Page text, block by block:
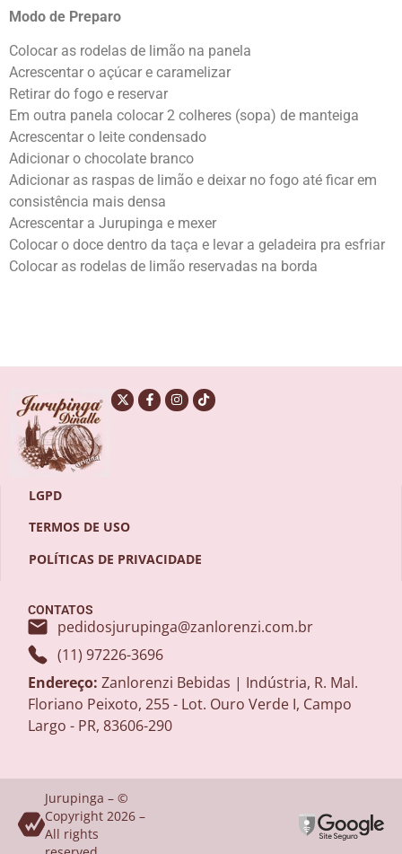
Modo de Preparo
Colocar as rodelas de limão na panela
Acrescentar o açúcar e caramelizar
Retirar do fogo e reservar
Em outra panela colocar 2 colheres (sopa) de manteiga
Acrescentar o leite condensado
Adicionar o chocolate branco
Adicionar as raspas de limão e deixar no fogo até ficar em
consistência mais densa
Acrescentar a Jurupinga e mexer
Colocar o doce dentro da taça e levar a geladeira pra esfriar
Colocar as rodelas de limão reservadas na borda
LGPD
TERMOS DE USO
POLÍTICAS DE PRIVACIDADE
CONTATOS
pedidosjurupinga@zanlorenzi.com.br
(11) 97226-3696
Endereço: Zanlorenzi Bebidas | Indústria, R. Mal.
Floriano Peixoto, 255 - Lot. Ouro Verde I, Campo
Largo - PR, 83606-290
Jurupinga – ©
Copyright 2026 –
All rights